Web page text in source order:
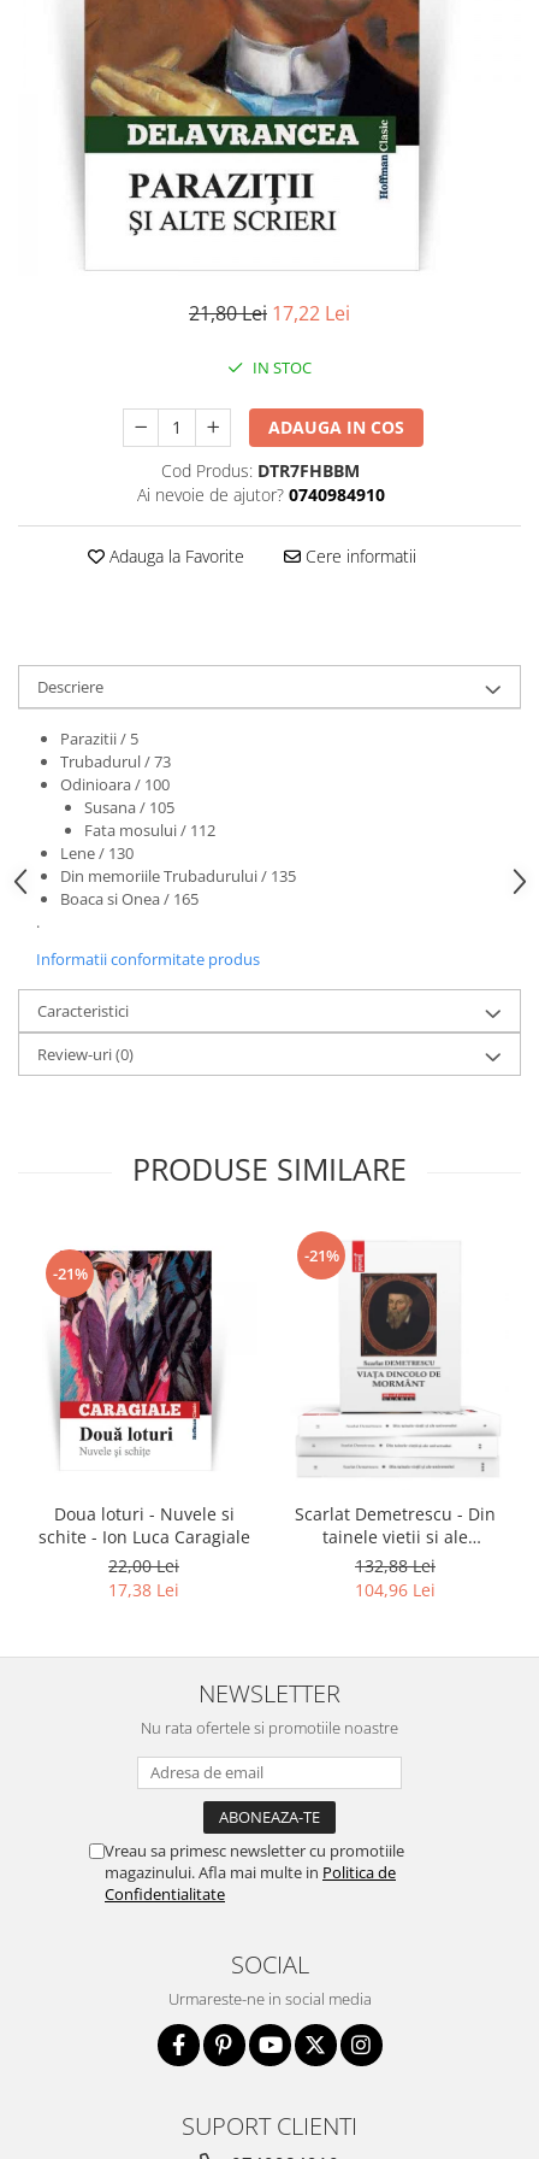
Literatura
Contemporana
Moderna
Calatorii
Sociologie si filozofie
21,80 Lei 17,22 Lei
IN STOC
ADAUGA IN COS
Cod Produs: DTR7FHBBM
Ai nevoie de ajutor? 0740984910
Adauga la Favorite Cere informatii
Descriere
Parazitii / 5
Trubadurul / 73
Odinioara / 100
Susana / 105
Fata mosului / 112
Lene / 130
Din memoriile Trubadurului / 135
Boaca si Onea / 165
.
Informatii conformitate produs
Caracteristici
Review-uri(0)
PRODUSE SIMILARE
-21%
Doua loturi - Nuvele si
schite - Ion Luca Caragiale
22,00 Lei
17,38 Lei
-21%
Scarlat Demetrescu - Din
tainele vietii si ale
universului, Volumele I-III +
Viata dincolo de mormant
132,88 Lei
104,96 Lei
NEWSLETTER
Nu rata ofertele si promotiile noastre
Vreau sa primesc newsletter cu promotiile
magazinului. Afla mai multe in Politica de
Confidentialitate
SOCIAL
Urmareste-ne in social media
SUPORT CLIENTI